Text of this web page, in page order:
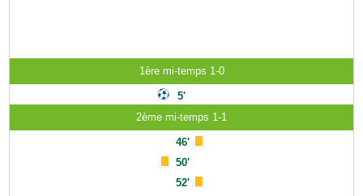
1ère mi-temps 1-0
5'
2ème mi-temps 1-1
46'
50'
52'